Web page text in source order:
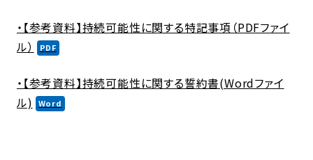
・【参考資料】持続可能性に関する特記事項（PDFファイ
ル）
・【参考資料】持続可能性に関する誓約書(Wordファイ
ル)